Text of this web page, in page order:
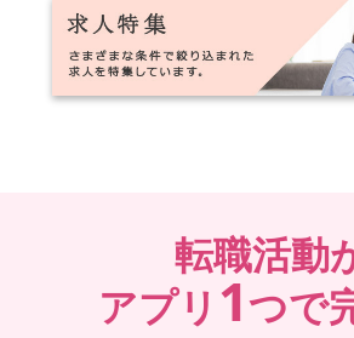
転職活動
アプリ 1つで